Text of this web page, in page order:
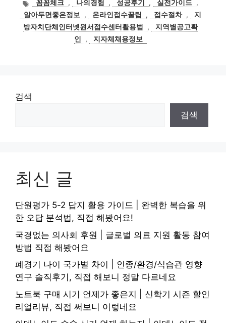
고
리
그
꼼꼼체크 , 나의경험 , 성공후기 , 실전가이드 ,
알아두면좋은정보
, 온라인접수꿀팁 , 접수절차 ,
지
방자치단체인터넷원서접수센터활용법
,
지역별공고확
인
, 지자체채용정보
검색
검색
최신 글
단원평가 5-2 답지 활용 가이드 | 완벽한 복습을 위
한 오답 분석법, 직접 해봤어요!
국경없는 의사회 후원 | 글로벌 의료 지원 활동 참여
방법 직접 해봤어요
폐경기 나이 국가별 차이 | 인종/환경/식습관 영향
연구 솔직후기, 직접 해보니 정말 다르네요
노트북 구매 시기 언제가 좋은지 | 신학기 시즌 할인
리얼리뷰, 직접 써보니 이렇네요